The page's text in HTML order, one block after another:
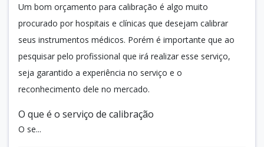
Um bom orçamento para calib­ração é algo muito
procurado por hospitais e clínicas que desejam calibrar
seus instrumentos médicos. Porém é importante que ao
pesquisar pelo profissional que irá realizar esse serviço,
seja garantido a experiência no serviço e o
reconhecimento dele no mercado.
O que é o serviço de calibração
O se...